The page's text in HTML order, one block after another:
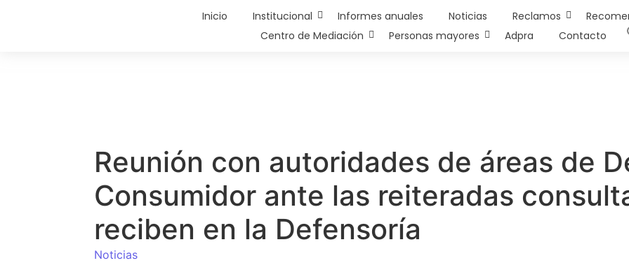
Inicio Institucional Informes anuales Noticias Reclamos
Centro de Mediación
Personas mayores Adpra Contacto
Reunión con autoridades de áreas de
Consumidor ante las reiteradas
reciben en la Defensoría
Noticias